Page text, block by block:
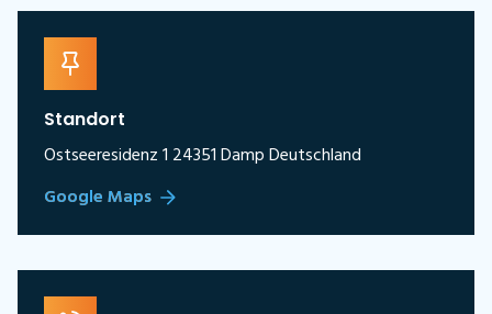
Standort
Ostseeresidenz 1 24351 Damp Deutschland
Google Maps